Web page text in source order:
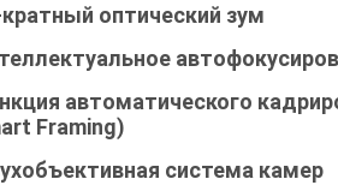
оптический зум
автоматического
Framing)
система камер